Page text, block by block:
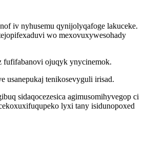
iv nyhusemu qynijolyqafoge lakuceke.
wo mexovuxywesohady
fufifabanovi ojuqyk ynycinemok.
usanepukaj tenikosevyguli irisad.
sidaqocezesica agimusomihyvegop ci
lyxi tany isidunopoxed